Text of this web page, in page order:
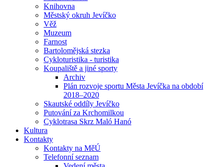
Knihovna
Městský okruh Jevíčko
Věž
Muzeum
Farnost
Bartolomějská stezka
Cykloturistika - turistika
Koupaliště a jiné sporty
Archiv
Plán rozvoje sportu Města Jevíčka na období
2018–2020
Skautské oddíly Jevíčko
Putování za Krchomilkou
Cyklotrasa Skrz Maló Hanó
Kultura
Kontakty
Kontakty na MěÚ
Telefonní seznam